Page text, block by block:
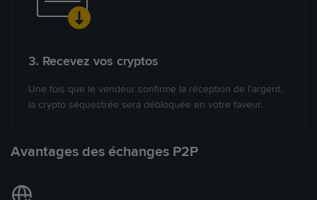
3. Recevez vos cryptos
Une fois que le vendeur confirme la réception de l’argent,
la crypto séquestrée sera débloquée en votre faveur.
Avantages des échanges P2P